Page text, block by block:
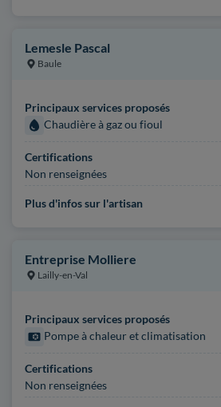
Lemesle Pascal
Baule
Principaux services proposés
Chaudière à gaz ou fioul
Certifications
Non renseignées
Plus d'infos sur l'artisan
Entreprise Molliere
Lailly-en-Val
Principaux services proposés
Pompe à chaleur et climatisation
Certifications
Non renseignées